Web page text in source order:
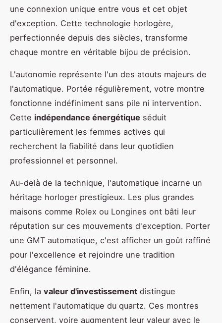
une connexion unique entre vous et cet objet
d'exception. Cette technologie horlogère,
perfectionnée depuis des siècles, transforme
chaque montre en véritable bijou de précision.
L'autonomie représente l'un des atouts majeurs de
l'automatique. Portée régulièrement, votre montre
fonctionne indéfiniment sans pile ni intervention.
Cette indépendance énergétique séduit
particulièrement les femmes actives qui
recherchent la fiabilité dans leur quotidien
professionnel et personnel.
Au-delà de la technique, l'automatique incarne un
héritage horloger prestigieux. Les plus grandes
maisons comme Rolex ou Longines ont bâti leur
réputation sur ces mouvements d'exception. Porter
une GMT automatique, c'est afficher un goût raffiné
pour l'excellence et rejoindre une tradition
d'élégance féminine.
Enfin, la valeur d'investissement distingue
nettement l'automatique du quartz. Ces montres
conservent, voire augmentent leur valeur avec le